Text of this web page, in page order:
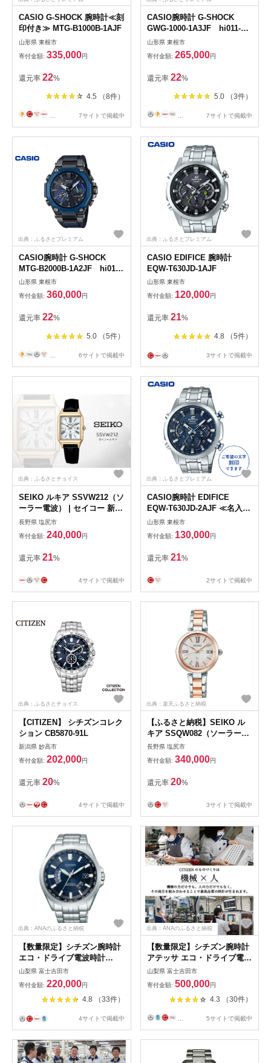
CASIO G-SHOCK 腕時計≪刻
印付き≫ MTG-B1000B-1AJF
山形県 東根市
寄付金額: 335,000円
還元率 22%
4.5 （8件）
7サイトで掲載中
CASIO腕時計 G-SHOCK
GWG-1000-1A3JF hi011-
072r
山形県 東根市
寄付金額: 265,000円
還元率 22%
5.0 （3件）
7サイトで掲載中
出典：ふるさとプレミアム
CASIO腕時計 G-SHOCK
MTG-B2000B-1A2JF hi011-
070r
山形県 東根市
寄付金額: 360,000円
還元率 22%
5.0 （5件）
6サイトで掲載中
出典：ふるさとプレミアム
CASIO EDIFICE 腕時計
EQW-T630JD-1AJF
山形県 東根市
寄付金額: 120,000円
還元率 21%
4.8 （5件）
3サイトで掲載中
出典：ふるさとチョイス
SEIKO ルキア SSVW212（ソ
ーラー電波） | セイコー 新シ
リーズ グロウ バランス 長角
フォルム ワークシーン ジャ
ケットスタイル オフ ワンピ
ーススタイル 時計 長野県 塩
尻市
長野県 塩尻市
寄付金額: 240,000円
還元率 21%
4サイトで掲載中
出典：ふるさとプレミアム
CASIO腕時計 EDIFICE
EQW-T630JD-2AJF ≪名入れ
有り≫ hi011-010r
山形県 東根市
寄付金額: 130,000円
還元率 21%
2サイトで掲載中
出典：ふるさとチョイス
【CITIZEN】 シチズンコレク
ション CB5870-91L
新潟県 妙高市
寄付金額: 202,000円
還元率 20%
4サイトで掲載中
出典：楽天ふるさと納税
【ふるさと納税】SEIKO ル
キア SSQW082（ソーラー電
波）【 腕時計 長野県 塩尻市
長野県 塩尻市
寄付金額: 340,000円
還元率 20%
3サイトで掲載中
出典：ANAのふるさと納税
【数量限定】シチズン腕時計
エコ・ドライブ電波時計
CB0011-69L (BOX付)
山梨県 富士吉田市
寄付金額: 220,000円
4.8 （33件）
4サイトで掲載中
出典：ANAのふるさと納税
【数量限定】シチズン腕時計
アテッサ エコ・ドライブ電波
時計 AT8040-57E
山梨県 富士吉田市
寄付金額: 500,000円
4.3 （30件）
... 5サイトで掲載中